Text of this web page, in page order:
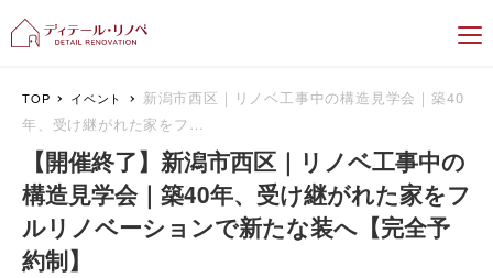
新潟のリフォーム＆リノベーション専
TOP イベント
新潟市西区｜リノベ工事中の構造見学会｜築40
年、受け継がれた家をフ…
【開催終了】新潟市西区｜リノベ工事中の
構造見学会｜築40年、受け継がれた家をフ
ルリノベーションで新たな装へ【完全予
約制】